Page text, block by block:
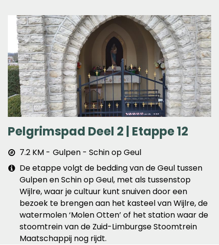
Pelgrimspad Deel 2 | Etappe 12
Afstand
&
plaats
7.2 KM
Gulpen - Schin op Geul
Extra
info
De etappe volgt de bedding van de Geul tussen
Gulpen en Schin op Geul, met als tussenstop
Wijlre, waar je cultuur kunt snuiven door een
bezoek te brengen aan het kasteel van Wijlre, de
watermolen ‘Molen Otten’ of het station waar de
stoomtrein van de Zuid-Limburgse Stoomtrein
Maatschappij nog rijdt.